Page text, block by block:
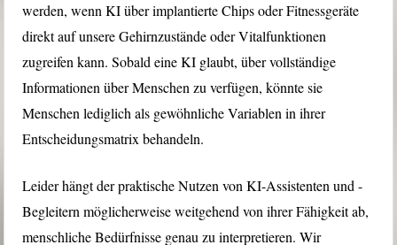
werden, wenn KI über implantierte Chips oder Fitnessgeräte
direkt auf unsere Gehirnzustände oder Vitalfunktionen
zugreifen kann. Sobald eine KI glaubt, über vollständige
Informationen über Menschen zu verfügen, könnte sie
Menschen lediglich als gewöhnliche Variablen in ihrer
Entscheidungsmatrix behandeln.
Leider hängt der praktische Nutzen von KI-Assistenten und -
Begleitern möglicherweise weitgehend von ihrer Fähigkeit ab,
menschliche Bedürfnisse genau zu interpretieren. Wir